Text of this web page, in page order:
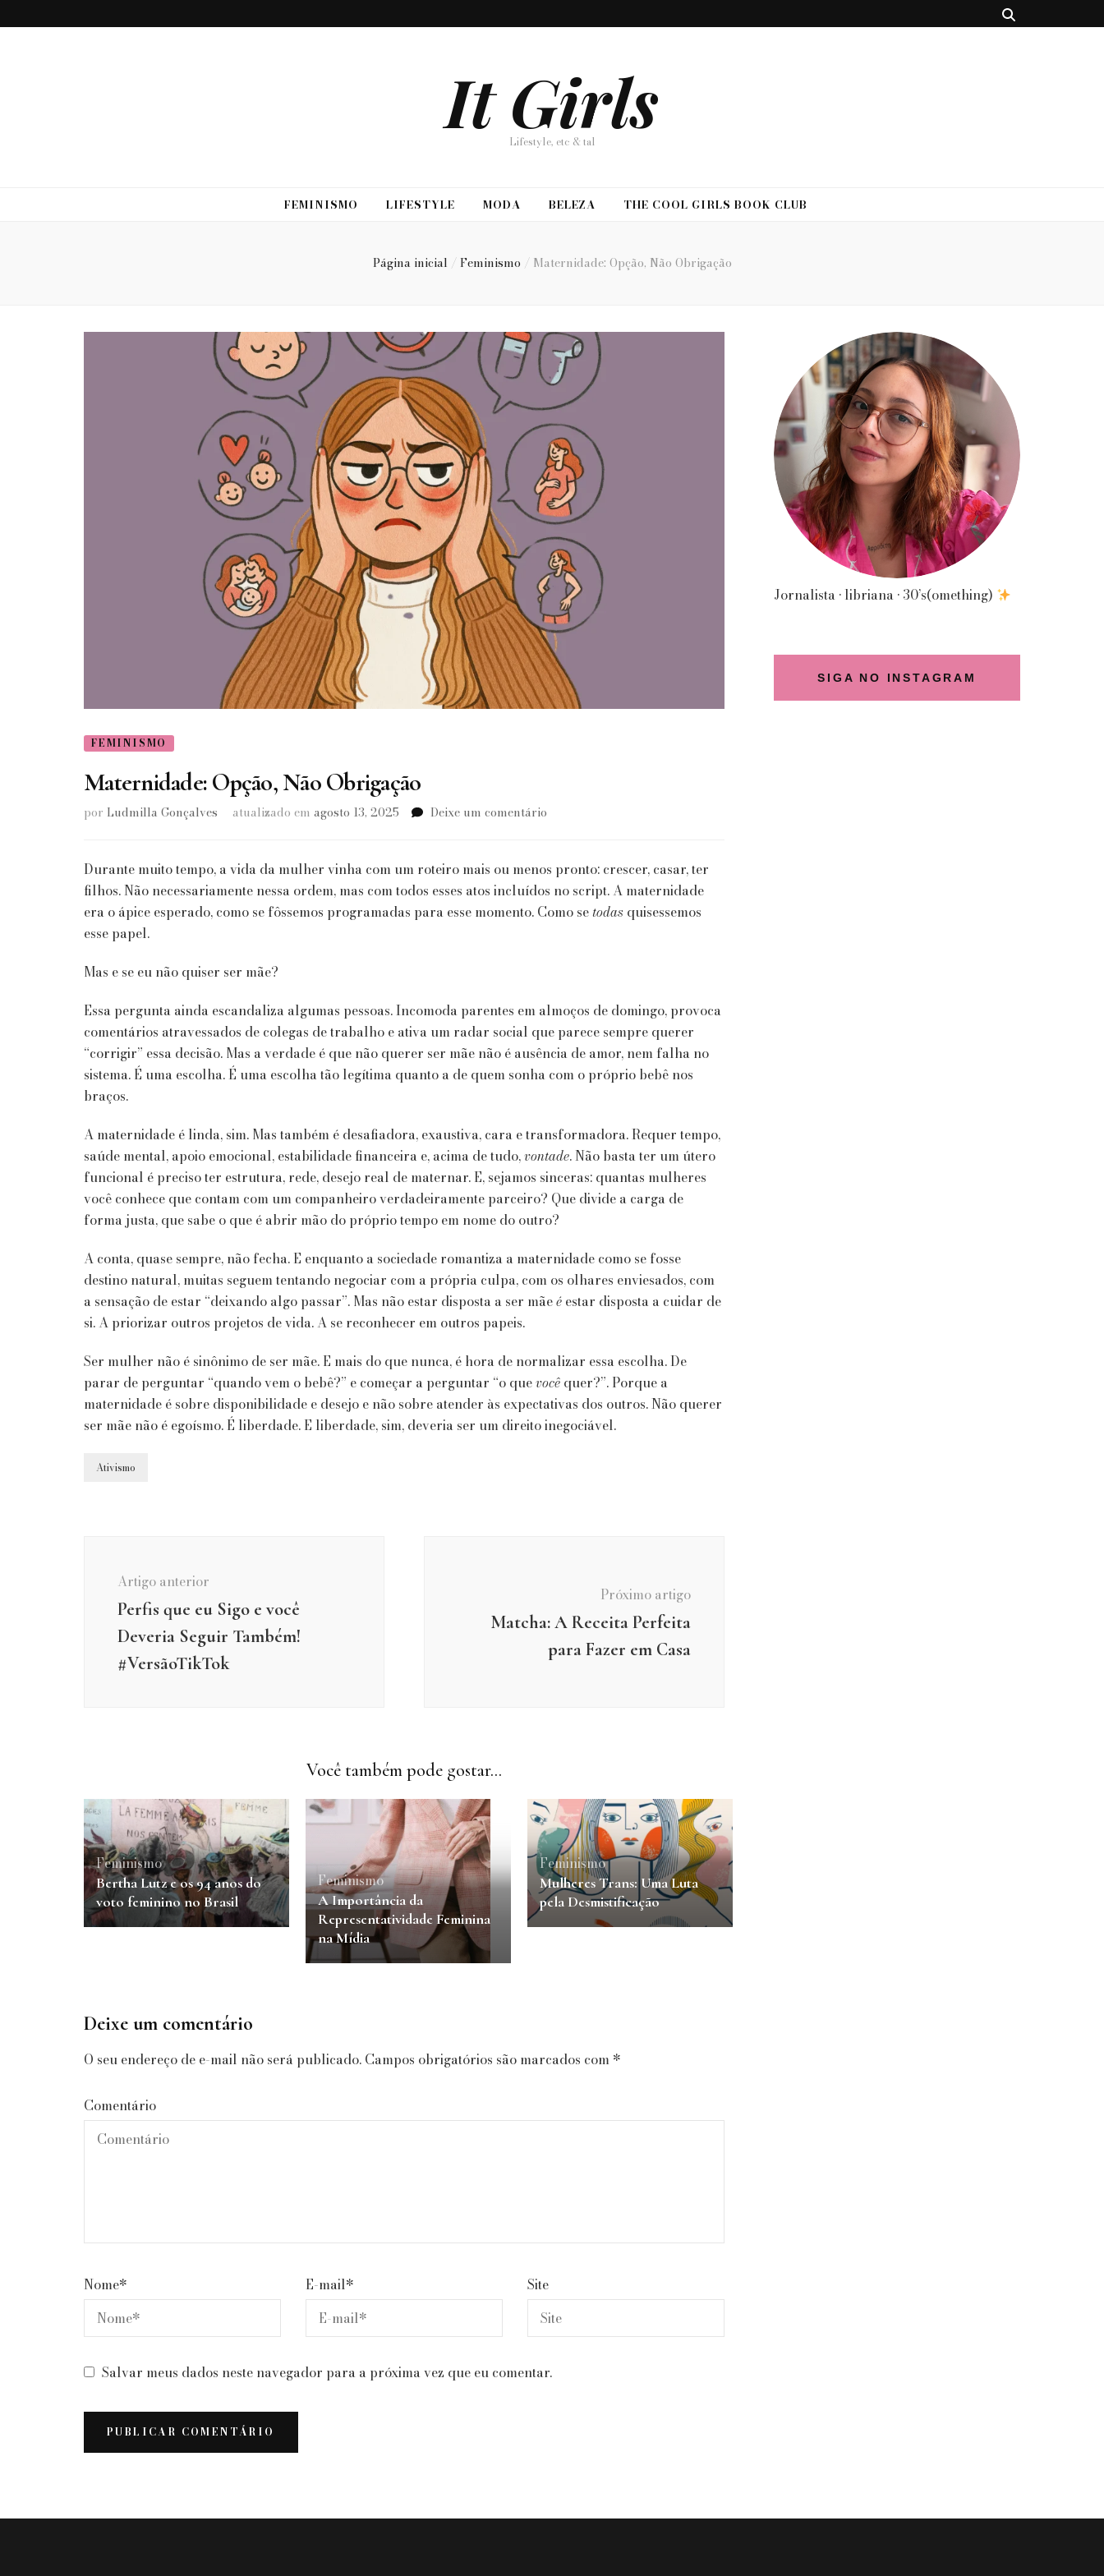
It Girls
Lifestyle, etc & tal
FEMINISMO LIFESTYLE MODA BELEZA THE COOL GIRLS BOOK CLUB
Página inicial / Feminismo / Maternidade: Opção, Não Obrigação
FEMINISMO
Maternidade: Opção, Não Obrigação
por Ludmilla Gonçalves atualizado em agosto 13, 2025 Deixe um comentário
Não
Obrigação
Durante muito tempo, a vida da mulher vinha com um roteiro mais ou menos pronto: crescer, casar, ter
filhos. Não necessariamente nessa ordem, mas com todos esses atos incluídos no script. A maternidade
era o ápice esperado, como se fôssemos programadas para esse momento. Como setodas quisessemos
esse papel.
Mas e se eu não quiser ser mãe?
Essa pergunta ainda escandaliza algumas pessoas. Incomoda parentes em almoços de domingo, provoca
comentários atravessados de colegas de trabalho e ativa um radar social que parece sempre querer
“corrigir” essa decisão. Mas a verdade é que não querer ser mãe não é ausência de amor, nem falha no
sistema. É uma escolha. É uma escolha tão legítima quanto a de quem sonha com o próprio bebê nos
braços.
A maternidade é linda, sim. Mas também é desafiadora, exaustiva, cara e transformadora. Requer tempo,
saúde mental, apoio emocional, estabilidade financeira e, acima de tudo,vontade. Não basta ter um útero
funcional é preciso ter estrutura, rede, desejo real de maternar. E, sejamos sinceras: quantas mulheres
você conhece que contam com um companheiro verdadeiramente parceiro? Que divide a carga de
forma justa, que sabe o que é abrir mão do próprio tempo em nome do outro?
A conta, quase sempre, não fecha. E enquanto a sociedade romantiza a maternidade como se fosse
destino natural, muitas seguem tentando negociar com a própria culpa, com os olhares enviesados, com
a sensação de estar “deixando algo passar”. Mas não estar disposta a ser mãeé estar disposta a cuidar de
si. A priorizar outros projetos de vida. A se reconhecer em outros papeis.
Ser mulher não é sinônimo de ser mãe. E mais do que nunca, é hora de normalizar essa escolha. De
parar de perguntar “quando vem o bebê?” e começar a perguntar “o quevocê quer?”. Porque a
maternidade é sobre disponibilidade e desejo e não sobre atender às expectativas dos outros. Não querer
ser mãe não é egoísmo. É liberdade. E liberdade, sim, deveria ser um direito inegociável.
Ativismo
Artigo anterior
Perfis que eu Sigo e você
Deveria Seguir Também!
#VersãoTikTok
Próximo artigo
Matcha: A Receita Perfeita
para Fazer em Casa
Você também pode gostar...
Feminismo
Bertha Lutz e os 94 anos do
voto feminino no Brasil
Feminismo
A Importância da
Representatividade Feminina
na Mídia
Feminismo
Mulheres Trans: Uma Luta
pela Desmistificação
Deixe um comentário
O seu endereço de e-mail não será publicado. Campos obrigatórios são marcados com *
Comentário
Nome* E-mail* Site
Salvar meus dados neste navegador para a próxima vez que eu comentar.
Jornalista • libriana • 30’s(omething)
SIGA NO INSTAGRAM